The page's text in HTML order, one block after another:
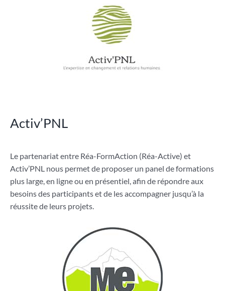
Activ’PNL
Le partenariat entre Réa-FormAction (Réa-Active) et
Activ’PNL nous permet de proposer un panel de formations
plus large, en ligne ou en présentiel, afin de répondre aux
besoins des participants et de les accompagner jusqu’à la
réussite de leurs projets.